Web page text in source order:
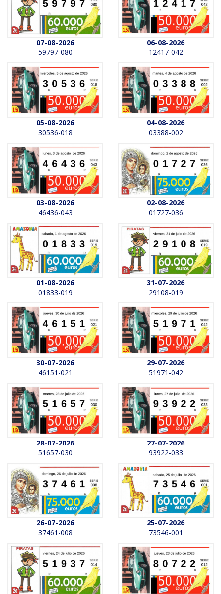
07-08-2026
59797-080
06-08-2026
12417-042
05-08-2026
30536-018
04-08-2026
03388-002
03-08-2026
46436-043
02-08-2026
01727-036
01-08-2026
01833-019
31-07-2026
29108-019
30-07-2026
46151-021
29-07-2026
51971-042
28-07-2026
51657-030
27-07-2026
93922-033
26-07-2026
37461-008
25-07-2026
73546-001